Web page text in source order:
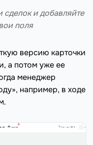
сделок и добавляйте
поля
версию карточки
а потом уже ее
менеджер
например, в ходе